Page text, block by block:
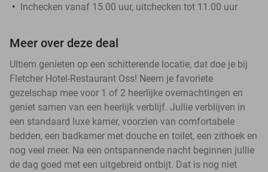
Inchecken vanaf 15.00 uur, uitchecken tot 11.00 uur
Meer over deze deal
Ultiem genieten op een schitterende locatie, dat doe je bij
Fletcher Hotel-Restaurant Oss! Neem je favoriete
gezelschap mee voor 1 of 2 heerlijke overnachtingen en
geniet samen van een heerlijk verblijf. Jullie verblijven in
een standaard luxe kamer, voorzien van comfortabele
bedden, een badkamer met douche en toilet, een zithoek en
nog veel meer. Na een ontspannende nacht beginnen jullie
de dag goed met een uitgebreid ontbijt. Dat is nog niet